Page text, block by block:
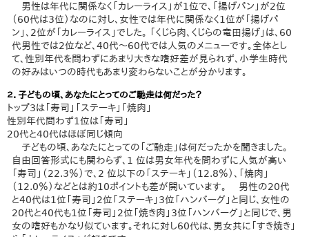
男性は年代に関係なく「カレーライス」が1位で、「揚げパン」が2位
（60代は3位）なのに対し、女性では年代に関係なく1位が「揚げパ
ン」、2位が「カレーライス」でした。 「くじら肉、くじらの竜田揚げ」は、60
代男性では2位など、40代〜60代では人気のメニューです。全体とし
て、性別年代を問わずにあまり大きな嗜好差が見られず、小学生時代
の好みはいつの時代もあまり変わらないことが分かります。
２．子どもの頃、あなたにとってのご馳走は何だった？
トップ3は「寿司」「ステーキ」「焼肉」
性別年代問わず1位は「寿司」
20代と40代はほぼ同じ傾向
子どもの頃、あなたにとっての「ご馳走」は何だったかを聞きました。
自由回答形式にも関わらず、1 位は男女年代を問わずに人気が高い
「寿司」（22.3％）で、2 位以下の「ステーキ」（12.8％）、「焼肉」
（12.0％）などとは約10ポイントも差が開いています。 男性の20代
と40代は1位「寿司」2位「ステーキ」3位「ハンバーグ」と同じ、女性の
20代と40代も1位「寿司」2位「焼き肉」3位「ハンバーグ」と同じで、男
女の嗜好もかなり似ています。それに対し60代は、男女共に「すき焼き」